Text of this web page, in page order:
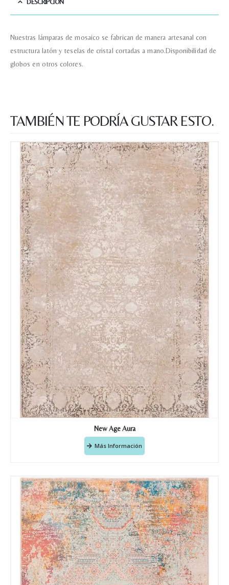
DESCRIPCIÓN
Nuestras lámparas de mosaico se fabrican de manera artesanal con
estructura latón y teselas de cristal cortadas a mano.Disponibilidad de
globos en otros colores.
TAMBIÉN TE PODRÍA GUSTAR ESTO.
New Age Aura
Más Información
Teléfono
Correo electronico*
Tu mensaje.
Nombre y Referencia del producto *
Acuerdo RGPD*
Doy mi consentimiento para que
esta web almacene la
información que envío para que
puedan responder a mi petición.
Recibir mi oferta